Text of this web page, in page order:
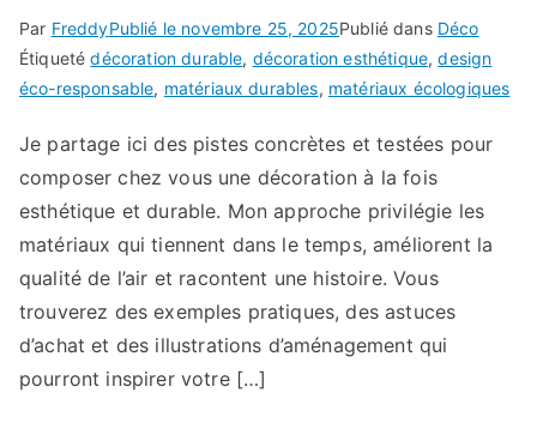
Par FreddyPublié le novembre 25, 2025Publié dans Déco
Étiquetédécoration durable, décoration esthétique,design
éco-responsable, matériaux durables, matériaux écologiques
Je partage ici des pistes concrètes et testées pour
composer chez vous une décoration à la fois
esthétique et durable. Mon approche privilégie les
matériaux qui tiennent dans le temps, améliorent la
qualité de l’air et racontent une histoire. Vous
trouverez des exemples pratiques, des astuces
d’achat et des illustrations d’aménagement qui
pourront inspirer votre […]